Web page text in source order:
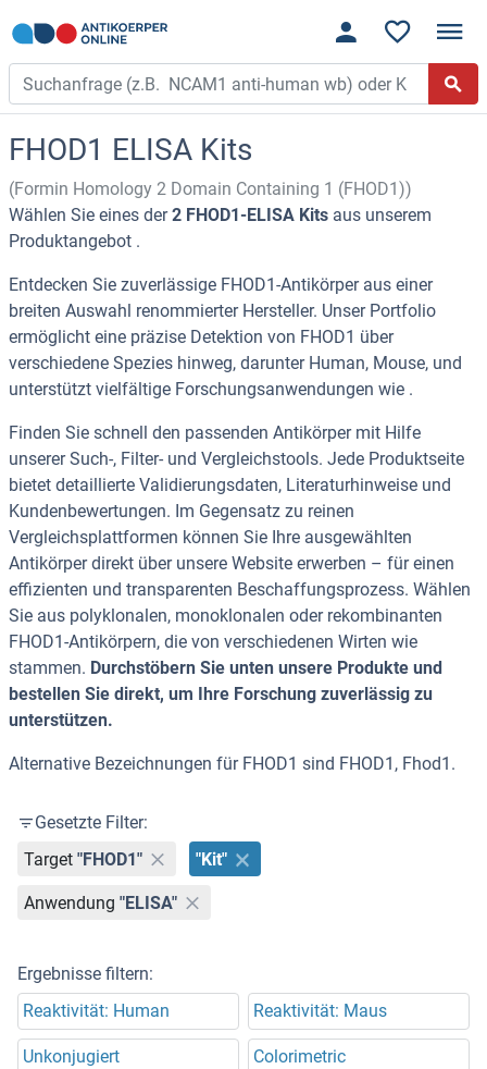
FHOD1 ELISA Kits
(Formin Homology 2 Domain Containing 1 (FHOD1))
Wählen Sie eines der2 FHOD1-ELISA Kits aus unserem
Produktangebot .
Entdecken Sie zuverlässige FHOD1-Antikörper aus einer
breiten Auswahl renommierter Hersteller. Unser Portfolio
ermöglicht eine präzise Detektion von FHOD1 über
verschiedene Spezies hinweg, darunter Human, Mouse, und
unterstützt vielfältige Forschungsanwendungen wie .
Finden Sie schnell den passenden Antikörper mit Hilfe
unserer Such-, Filter- und Vergleichstools. Jede Produktseite
bietet detaillierte Validierungsdaten, Literaturhinweise und
Kundenbewertungen. Im Gegensatz zu reinen
Vergleichsplattformen können Sie Ihre ausgewählten
Antikörper direkt über unsere Website erwerben – für einen
effizienten und transparenten Beschaffungsprozess. Wählen
Sie aus polyklonalen, monoklonalen oder rekombinanten
FHOD1-Antikörpern, die von verschiedenen Wirten wie
stammen. Durchstöbern Sie unten unsere Produkte und
bestellen Sie direkt, um Ihre Forschung zuverlässig zu
unterstützen.
Alternative Bezeichnungen für FHOD1 sind FHOD1, Fhod1.
Gesetzte Filter:
Target "FHOD1" "Kit"
Anwendung "ELISA"
Ergebnisse filtern:
Reaktivität: Human
Reaktivität: Maus
Unkonjugiert Colorimetric